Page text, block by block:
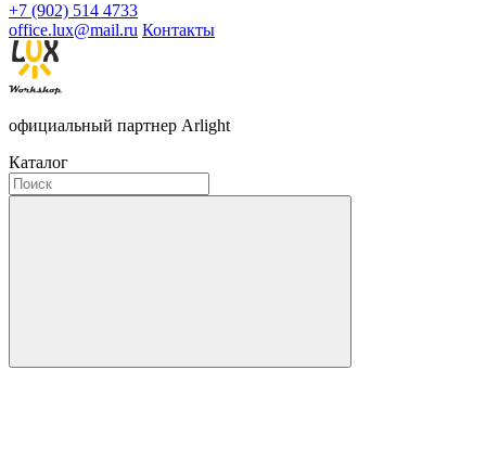
+7 (902) 514 4733
office.lux@mail.ru Контакты
официальный партнер Arlight
Каталог